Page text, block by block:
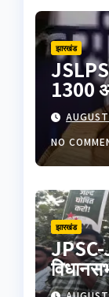
झारखंड
JSLPS
1300
अवसर;
तक
NO
झारखंड
JPSC-
नेहा